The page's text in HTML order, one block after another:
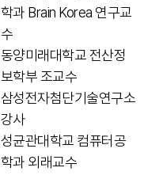
학과 Brain Korea 연구교
수
동양미래대학교 전산정
보학부 조교수
삼성전자첨단기술연구소
강사
성균관대학교 컴퓨터공
학과 외래교수